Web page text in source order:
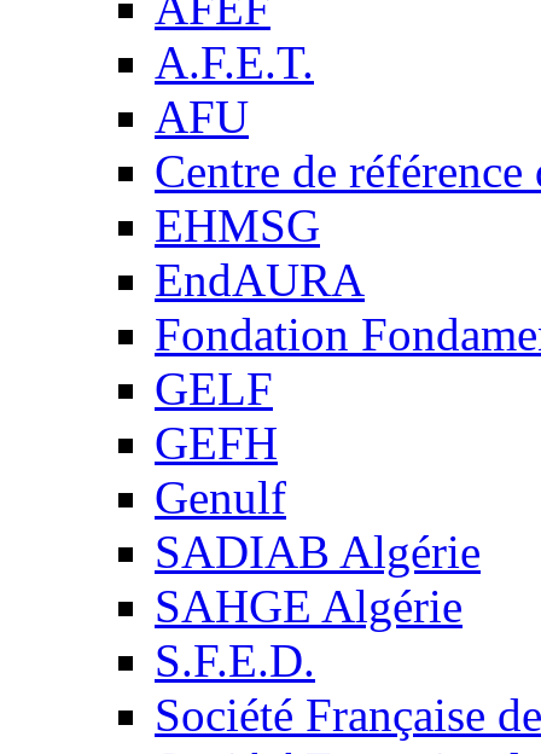
A.F.E.T.
AFU
Centre de
EHMSG
EndAURA
Fondation
GELF
GEFH
Genulf
SADIAB Algérie
SAHGE Algérie
S.F.E.D.
Société Française